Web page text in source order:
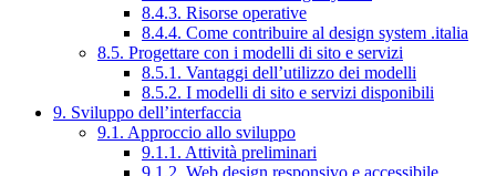
8.4.3. Risorse operative
8.4.4. Come contribuire al design system .italia
8.5. Progettare con i modelli di sito e servizi
8.5.1. Vantaggi dell’utilizzo dei modelli
8.5.2. I modelli di sito e servizi disponibili
9. Sviluppo dell’interfaccia
9.1. Approccio allo sviluppo
9.1.1. Attività preliminari
9.1.2. Web design responsivo e accessibile